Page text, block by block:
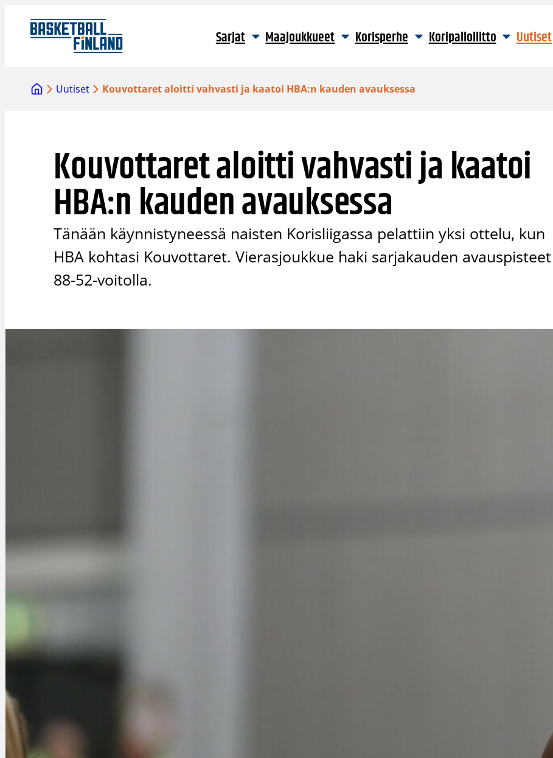
sisältöön
Sarjat Maajoukkueet Korisperhe Koripalloliitto Uutiset
Uutiset Kouvottaret aloitti vahvasti ja kaatoi HBA:n kauden avauksessa
Kouvottaret aloitti vahvasti ja kaatoi
HBA:n kauden avauksessa
Tänään käynnistyneessä naisten Korisliigassa pelattiin yksi ottelu, kun
HBA kohtasi Kouvottaret. Vierasjoukkue haki sarjakauden avauspisteet
88-52-voitolla.